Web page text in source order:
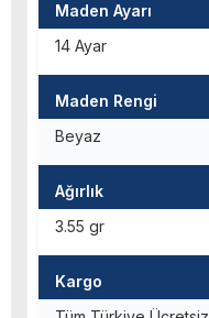
Maden Ayarı
14 Ayar
Maden Rengi
Beyaz
Ağırlık
3.55 gr
Kargo